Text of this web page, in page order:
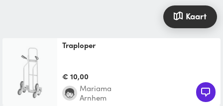
Kaart
Traploper
€ 10,00
Mariama
Arnhem